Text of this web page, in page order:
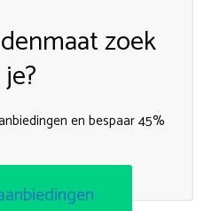
zoek
je?
en bespaar 45%